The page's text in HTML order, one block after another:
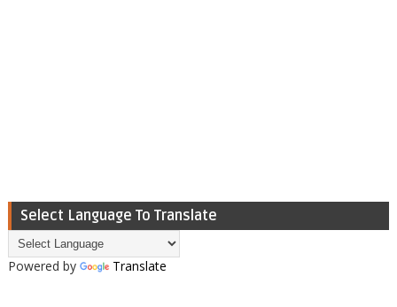
Select Language To Translate
Powered by Translate